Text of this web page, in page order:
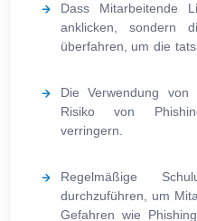
Dass Mitarbeitende
anklicken, sondern
überfahren, um die
Die Verwendung von
Risiko von
verringern.
Regelmäßige
durchzuführen, um
Gefahren wie